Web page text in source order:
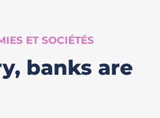
ET SOCIÉTÉS
banks are